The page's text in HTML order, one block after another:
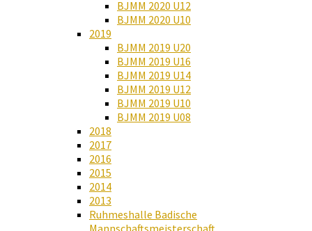
BJMM 2020 U12
BJMM 2020 U10
2019
BJMM 2019 U20
BJMM 2019 U16
BJMM 2019 U14
BJMM 2019 U12
BJMM 2019 U10
BJMM 2019 U08
2018
2017
2016
2015
2014
2013
Ruhmeshalle Badische
Mannschaftsmeisterschaft